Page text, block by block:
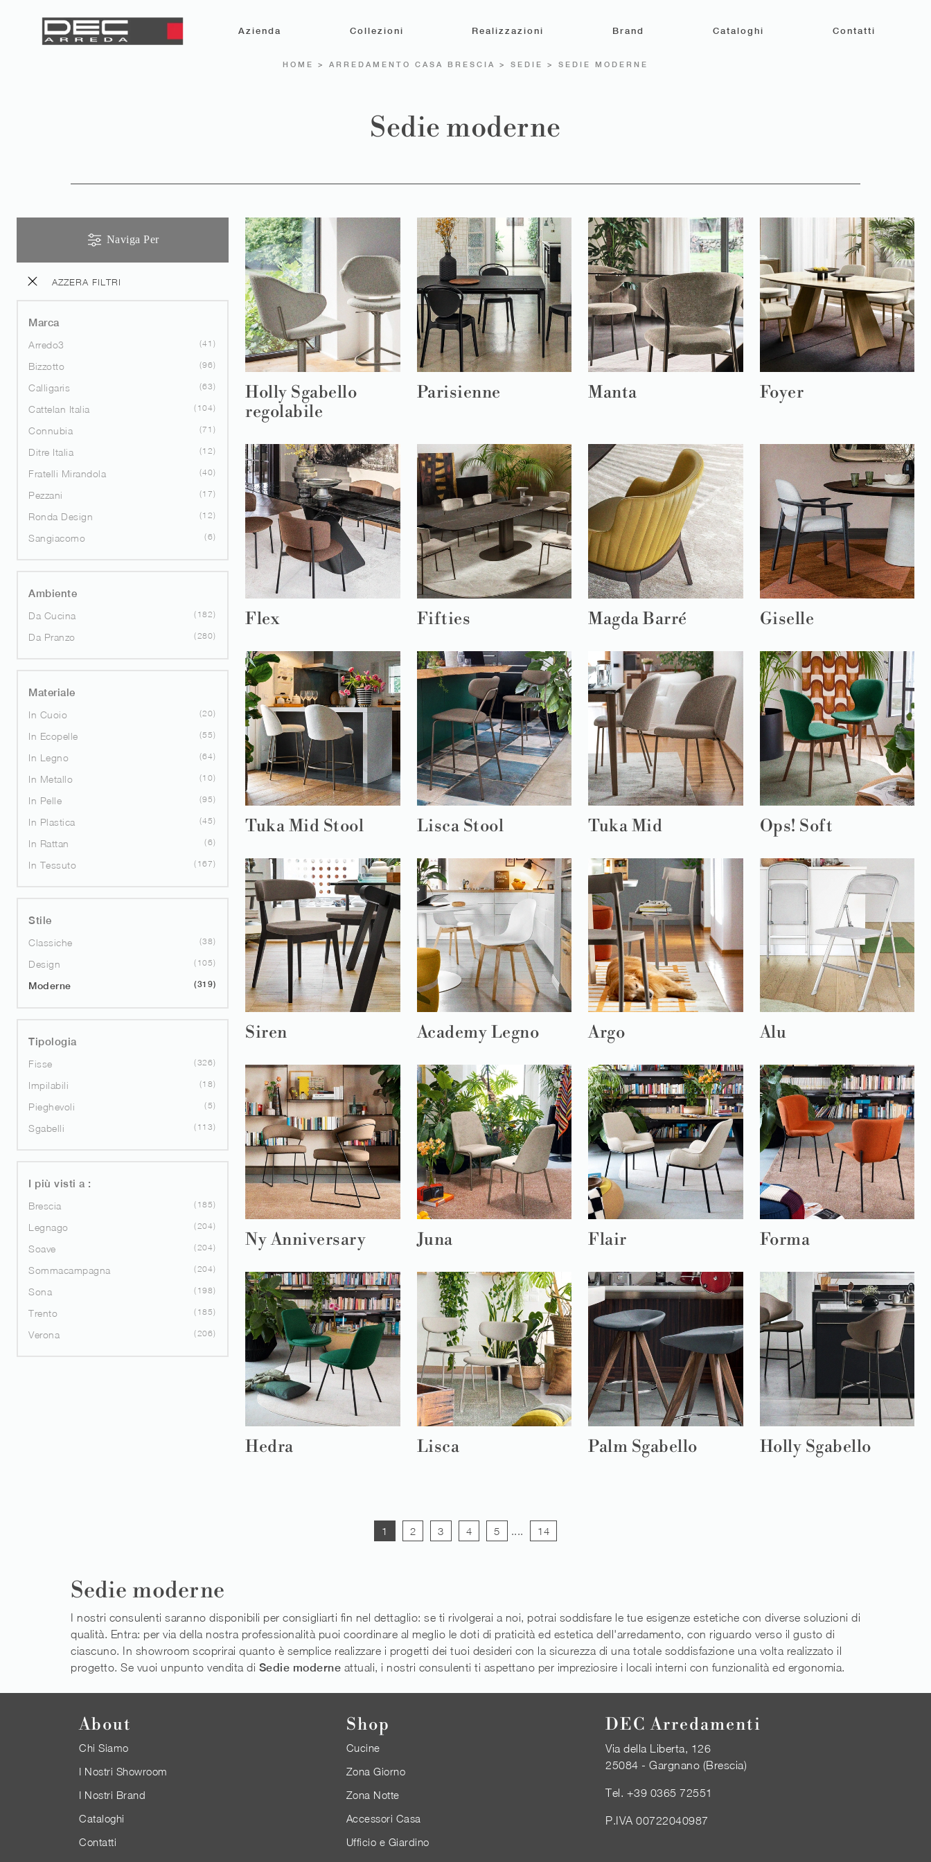
Azienda Collezioni Realizzazioni Brand Cataloghi Contatti
HOME > ARREDAMENTO CASA BRESCIA > SEDIE > SEDIE MODERNE
Sedie moderne
Naviga Per
AZZERA FILTRI
Marca
Arredo3
41
Bizzotto 96
Calligaris 63
Cattelan Italia 104
Connubia 71
Ditre Italia 12
Fratelli Mirandola 40
Pezzani 17
Ronda Design 12
Sangiacomo 6
Ambiente
Da Cucina
182
Da Pranzo 280
Materiale
In Cuoio
20
In Ecopelle 55
In Legno 64
In Metallo 10
In Pelle 95
In Plastica 45
In Rattan 6
In Tessuto 167
Stile
Classiche
38
Design 105
Moderne 319
Tipologia
Fisse
326
Impilabili 18
Pieghevoli 5
Sgabelli 113
I più visti a :
Brescia
185
Legnago 204
Soave 204
Sommacampagna 204
Sona 198
Trento 185
Verona 206
Holly Sgabello
regolabile
Parisienne Manta Foyer
Flex Fifties Magda Barré Giselle
Tuka Mid Stool Lisca Stool Tuka Mid Ops! Soft
Siren Academy Legno Argo Alu
Ny Anniversary Juna Flair Forma
Hedra Lisca Palm Sgabello Holly Sgabello
1 2 3 4 5 .... 14
Sedie moderne
I nostri consulenti saranno disponibili per consigliarti fin nel dettaglio: se ti rivolgerai a noi, potrai soddisfare le tue esigenze estetiche con diverse soluzioni di
qualità. Entra: per via della nostra professionalità puoi coordinare al meglio le doti di praticità ed estetica dell'arredamento, con riguardo verso il gusto di
ciascuno. In showroom scoprirai quanto è semplice realizzare i progetti dei tuoi desideri con la sicurezza di una totale soddisfazione una volta realizzato il
progetto. Se vuoi unpunto vendita di Sedie moderne attuali, i nostri consulenti ti aspettano per impreziosire i locali interni con funzionalità ed ergonomia.
About
Chi Siamo
I Nostri Showroom
I Nostri Brand
Cataloghi
Contatti
Shop
Cucine
Zona Giorno
Zona Notte
Accessori Casa
Ufficio e Giardino
DEC Arredamenti
Via della Liberta, 126
25084 - Gargnano (Brescia)
Tel. +39 0365 72551
P.IVA 00722040987